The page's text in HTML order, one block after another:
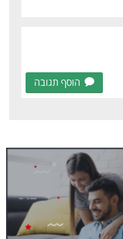
הוסף תגובה